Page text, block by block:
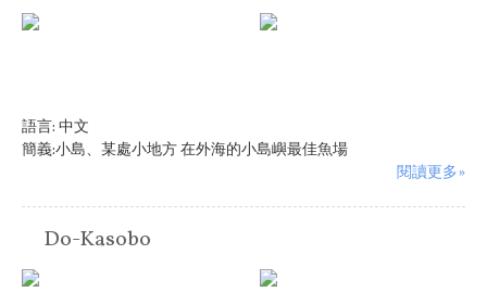
語言: 中文
簡義:小島、某處小地方 在外海的小島嶼最佳魚場
閱讀更多»
Do-Kasobo